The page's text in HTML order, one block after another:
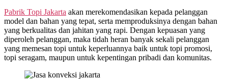
Pabrik Topi Jakarta akan merekomendasikan kepada pelanggan
model dan bahan yang tepat, serta memproduksinya dengan bahan
yang berkualitas dan jahitan yang rapi. Dengan kepuasan yang
diperoleh pelanggan, maka tidah heran banyak sekali pelanggan
yang memesan topi untuk keperluannya baik untuk topi promosi,
topi seragam, maupun untuk kepentingan pribadi dan komunitas.